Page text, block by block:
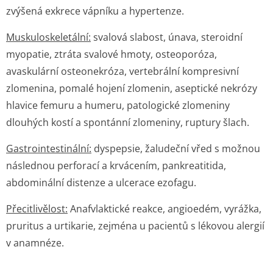
zvýšená exkrece vápníku a hypertenze.
Muskuloskeletál­ní: svalová slabost, únava, steroidní
myopatie, ztráta svalové hmoty, osteoporóza,
avaskulární osteonekróza, vertebrální kompresivní
zlomenina, pomalé hojení zlomenin, aseptické nekrózy
hlavice femuru a humeru, patologické zlomeniny
dlouhých kostí a spontánní zlomeniny, ruptury šlach.
Gastrointesti­nální: dyspepsie, žaludeční vřed s možnou
následnou perforací a krvácením, pankreatitida,
abdominální distenze a ulcerace ezofagu.
Přecitlivělost: Anafvlaktické reakce, angioedém, vyrážka,
pruritus a urtikarie, zejména u pacientů s lékovou alergií
v anamnéze.